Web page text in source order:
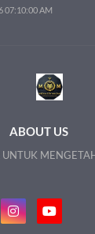
07:10:00 AM
ABOUT US